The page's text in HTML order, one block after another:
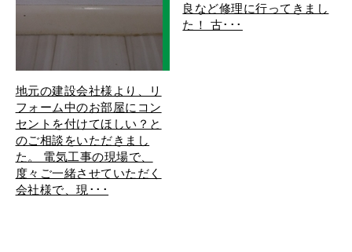
地元の建設会社様より、リ
フォーム中のお部屋にコン
セントを付けてほしい？と
のご相談をいただきまし
た。 電気工事の現場で、
度々ご一緒させていただく
会社様で、現･･･
良など修理に行ってきまし
た！ 古･･･